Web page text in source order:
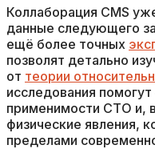
Коллаборация CMS
данные следующего
ещё более точных
позволят детально
от теории
исследования
применимости СТО и,
физические явления,
пределами